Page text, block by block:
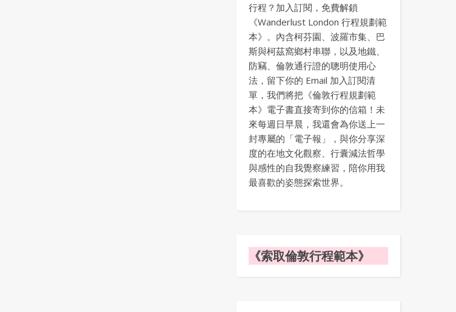
行程？加入訂閱，免費解鎖
《Wanderlust London 行程規劃範
本》。內含柯芬園、波羅市集、巴
斯與柯茲窩鄉村串聯，以及地鐵、
防竊、倫敦通行證的聰明使用心
法，留下你的 Email 加入訂閱清
單，我們將把《倫敦行程規劃範
本》電子書直接寄到你的信箱！未
來每週日早晨，我還會為你送上一
封專屬的「電子報」，與你分享深
度的在地文化觀察、行囊減法哲學
與感性的自我覺察練習，陪你用我
最喜歡的姿態探索世界。
《索取倫敦行程範本》